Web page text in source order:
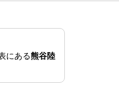
にある熊谷陸